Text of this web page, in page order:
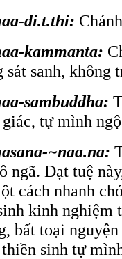
di.t.thi:
kammanta:
sát sanh, không
sambuddha:
giác, tự mình
~naa.na:
ngã. Ðạt tuệ
cách nhanh
kinh nghiệm
bất toại
sinh tự